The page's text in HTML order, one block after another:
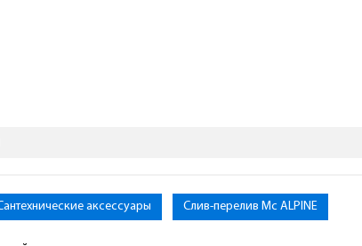
аксессуары Слив-перелив Mc ALPINE